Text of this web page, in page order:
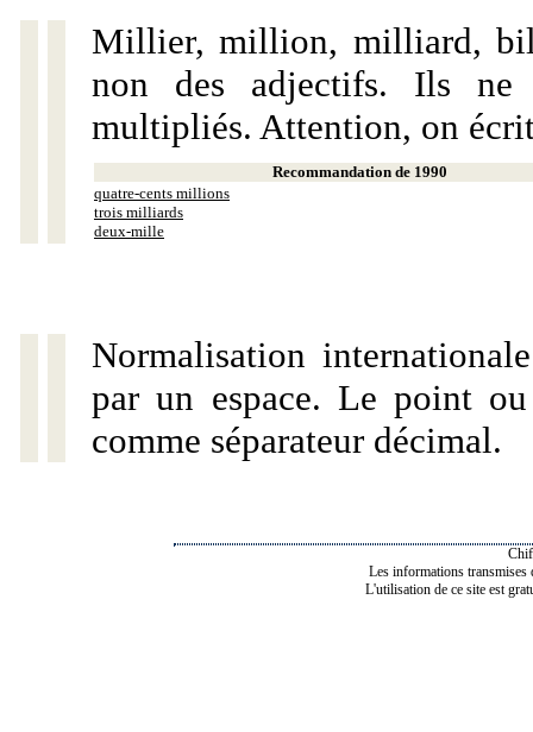
Millier, million, milliard,
non des adjectifs. Ils ne
multipliés. Attention, on
Recommandation de 1990
quatre-cents millions
trois milliards
deux-mille
Normalisation
par un espace. Le point
comme séparateur décimal.
Les informations transmises
L'utilisation de ce site est